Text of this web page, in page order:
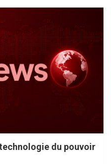
du pouvoir